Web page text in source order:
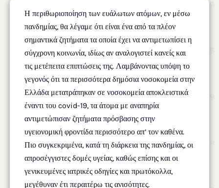
Η περιθωριοποίηση των ευάλωτων ατόμων, εν μέσω
πανδημίας, θα λέγαμε ότι είναι ένα από τα πλέον
σημαντικά ζητήματα τα οποία έχει να αντιμετωπίσει η
σύγχρονη κοινωνία, ιδίως αν αναλογιστεί κανείς και
τις μετέπειτα επιπτώσεις της. Λαμβάνοντας υπόψη το
γεγονός ότι τα περισσότερα δημόσια νοσοκομεία στην
Ελλάδα μετατράπηκαν σε νοσοκομεία αποκλειστικά
έναντι του covid-19, τα άτομα με αναπηρία
αντιμετώπισαν ζητήματα πρόσβασης στην
υγειονομική φροντίδα περισσότερο απ’ τον καθένα.
Πιο συγκεκριμένα, κατά τη διάρκεια της πανδημίας, οι
απροσέγγιστες δομές υγείας, καθώς επίσης και οι
γενικευμένες ιατρικές οδηγίες και πρωτόκολλα,
μεγέθυναν έτι περαιτέρω τις ανισότητες.